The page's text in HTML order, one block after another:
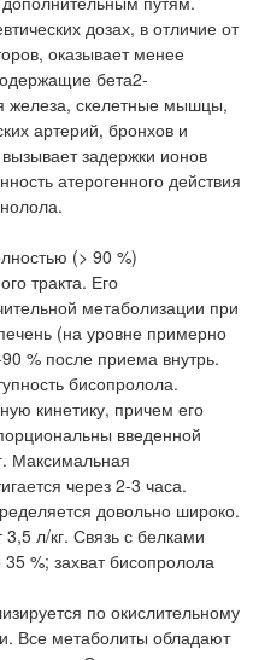
дозах, в отличие от
оказывает менее
бета2-
железа, скелетные мышцы,
артерий, бронхов и
задержки ионов
атерогенного действия
(> 90 %)
тракта. Его
метаболизации при
(на уровне примерно
% после приема внутрь.
бисопролола.
кинетику, причем его
введенной
Максимальная
через 2-3 часа.
довольно широко.
л/кг. Связь с белками
%; захват бисопролола
по окислительному
Все метаболиты обладают